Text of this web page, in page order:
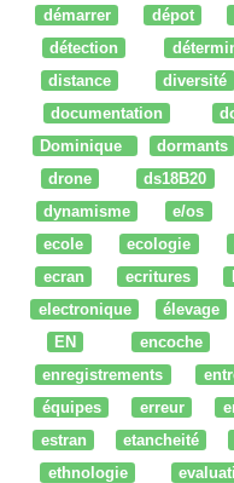
démarrer
dépot
détection
distance
diversité
documentation
Dominique
dormants
drone
ds18B20
dynamisme
e/os
ecole
ecologie
ecran
ecritures
electronique
élevage
EN
encoche
enregistrements
équipes
erreur
estran
etancheité
ethnologie